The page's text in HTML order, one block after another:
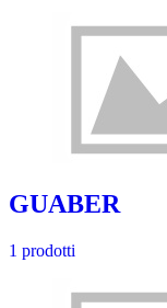
GUABER
1 prodotti